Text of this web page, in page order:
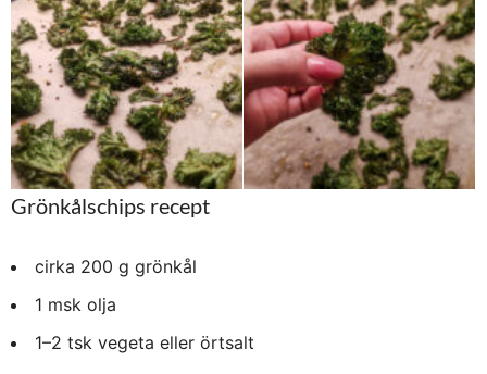
Grönkålschips recept
cirka 200 g grönkål
1 msk olja
1–2 tsk vegeta eller örtsalt